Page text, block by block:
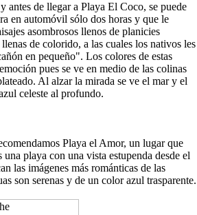
antes de llegar a Playa El Coco, se puede
en automóvil sólo dos horas y que le
asombrosos llenos de planicies
de colorido, a las cuales los nativos les
en pequeño". Los colores de estas
pues se ve en medio de las colinas
Al alzar la mirada se ve el mar y el
celeste al profundo.
Playa el Amor, un lugar que
playa con una vista estupenda desde el
las imágenes más románticas de las
son serenas y de un color azul trasparente.